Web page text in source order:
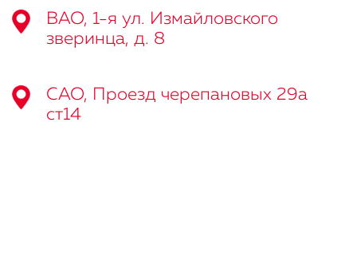
ВАО, 1-я ул. Измайловского
зверинца, д. 8
САО, Проезд черепановых 29а
ст14